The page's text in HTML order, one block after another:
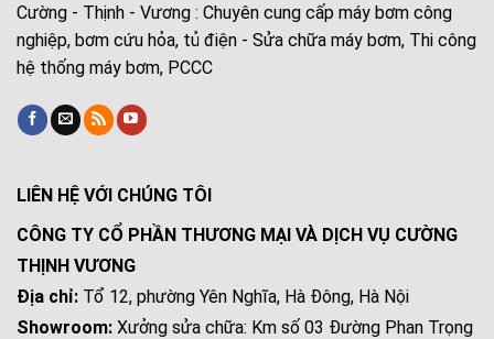
Cường - Thịnh - Vương : Chuyên cung cấp máy bơm công
nghiệp, bơm cứu hỏa, tủ điện - Sửa chữa máy bơm, Thi công
hệ thống máy bơm, PCCC
LIÊN HỆ VỚI CHÚNG TÔI
CÔNG TY CỔ PHẦN THƯƠNG MẠI VÀ DỊCH VỤ CƯỜNG
THỊNH VƯƠNG
Địa chỉ: Tổ 12, phường Yên Nghĩa, Hà Đông, Hà Nội
Showroom: Xưởng sửa chữa: Km số 03 Đường Phan Trọng